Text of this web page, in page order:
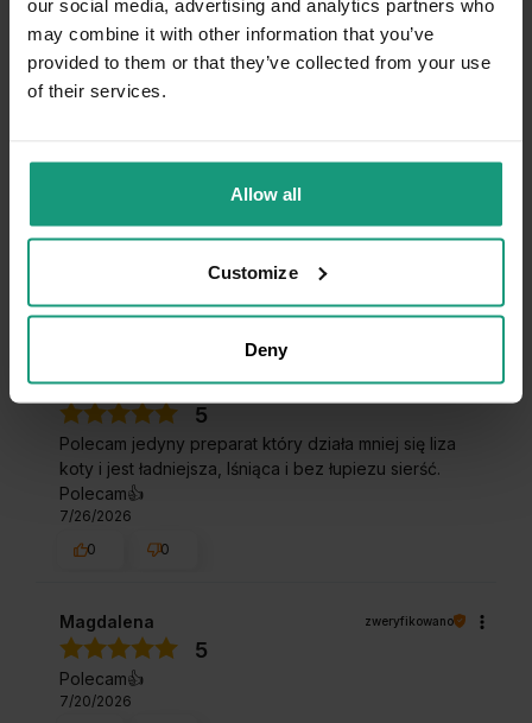
our social media, advertising and analytics partners who
may combine it with other information that you’ve
provided to them or that they’ve collected from your use
of their services.
Allow all
Customize
Deny
5
Bogaty w niezbędne kwasy tłuszczowe.
stosowania. Opakowanie dobrze zabezpiecza
0
0
Ewelina zweryfikowano
5
Polecam jedyny preparat który działa mniej się liza
koty i jest ładniejsza, lśniąca i bez łupiezu sierść.
Polecam👍️
7/26/2026
0
0
Magdalena zweryfikowano
5
Polecam👍️
7/20/2026